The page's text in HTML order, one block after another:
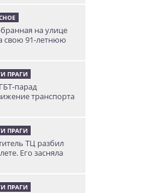
на улице
свою 91-летнюю
ПРАГИ
парад
транспорта
ПРАГИ
ТЦ разбил
Его засняла
ПРАГИ